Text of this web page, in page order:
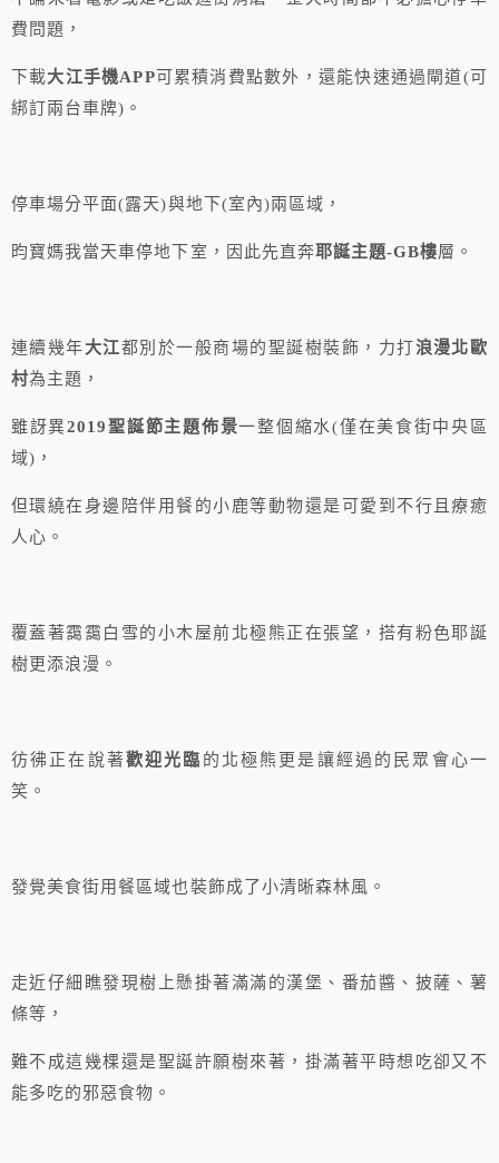
費問題，
下載大江手機APP可累積消費點數外，還能快速通過閘道(可
綁訂兩台車牌)。
停車場分平面(露天)與地下(室內)兩區域，
昀寶媽我當天車停地下室，因此先直奔耶誕主題-GB樓層。
連續幾年大江都別於一般商場的聖誕樹裝飾，力打浪漫北歐
村為主題，
雖訝異2019聖誕節主題佈景一整個縮水(僅在美食街中央區
域)，
但環繞在身邊陪伴用餐的小鹿等動物還是可愛到不行且療癒
人心。
覆蓋著靄靄白雪的小木屋前北極熊正在張望，搭有粉色耶誕
樹更添浪漫。
彷彿正在說著歡迎光臨 的北極熊更是讓經過的民眾會心一
笑。
發覺美食街用餐區域也裝飾成了小清晰森林風。
走近仔細瞧發現樹上懸掛著滿滿的漢堡、番茄醬、披薩、薯
條等，
難不成這幾棵還是聖誕許願樹來著，掛滿著平時想吃卻又不
能多吃的邪惡食物。